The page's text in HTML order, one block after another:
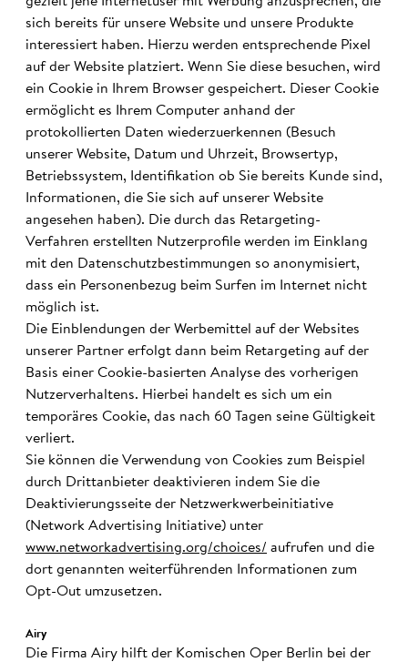
sich bereits für unsere Website und unsere Produkte
interessiert haben. Hierzu werden entsprechende Pixel
auf der Website platziert. Wenn Sie diese besuchen, wird
ein Cookie in Ihrem Browser gespeichert. Dieser Cookie
ermöglicht es Ihrem Computer anhand der
protokollierten Daten wiederzuerkennen (Besuch
unserer Website, Datum und Uhrzeit, Browsertyp,
Betriebssystem, Identifikation ob Sie bereits Kunde sind,
Informationen, die Sie sich auf unserer Website
angesehen haben). Die durch das Retargeting-
Verfahren erstellten Nutzerprofile werden im Einklang
mit den Datenschutzbestimmungen so anonymisiert,
dass ein Personenbezug beim Surfen im Internet nicht
möglich ist.
Die Einblendungen der Werbemittel auf der Websites
unserer Partner erfolgt dann beim Retargeting auf der
Basis einer Cookie-basierten Analyse des vorherigen
Nutzerverhaltens. Hierbei handelt es sich um ein
temporäres Cookie, das nach 60 Tagen seine Gültigkeit
verliert.
Sie können die Verwendung von Cookies zum Beispiel
durch Drittanbieter deaktivieren indem Sie die
Deaktivierungsseite der Netzwerkwerbeinitiative
(Network Advertising Initiative) unter
www.networkadvertising.org/choices/ aufrufen und die
dort genannten weiterführenden Informationen zum
Opt-Out umzusetzen.
Airy
Die Firma Airy hilft der Komischen Oper Berlin bei der